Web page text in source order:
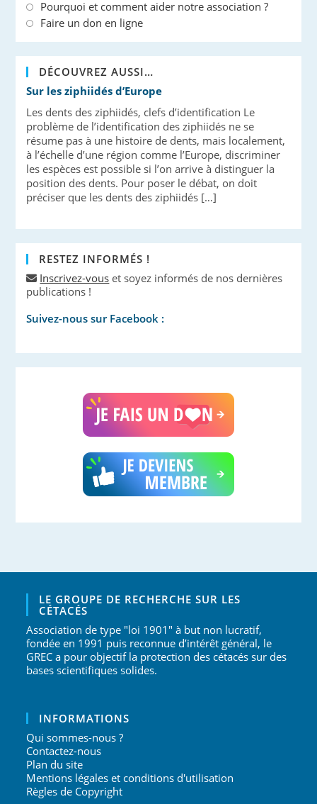
Pourquoi et comment aider notre association ?
Faire un don en ligne
DÉCOUVREZ AUSSI…
Sur les ziphiidés d’Europe
Les dents des ziphiidés, clefs d’identification Le
problème de l’identification des ziphiidés ne se
résume pas à une histoire de dents, mais localement,
à l’échelle d’une région comme l’Europe, discriminer
les espèces est possible si l’on arrive à distinguer la
position des dents. Pour poser le débat, on doit
préciser que les dents des ziphiidés […]
RESTEZ INFORMÉS !
Inscrivez-vous et soyez informés de nos dernières
publications !
Suivez-nous sur Facebook :
LE GROUPE DE RECHERCHE SUR LES
CÉTACÉS
Association de type "loi 1901" à but non lucratif,
fondée en 1991 puis reconnue d’intérêt général, le
GREC a pour objectif la protection des cétacés sur des
bases scientifiques solides.
INFORMATIONS
Qui sommes-nous ?
Contactez-nous
Plan du site
Mentions légales et conditions d'utilisation
Règles de Copyright